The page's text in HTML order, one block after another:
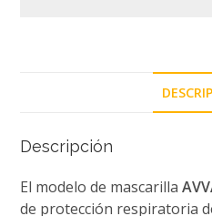
Descripción
El modelo de mascarilla
de protección respiratoria